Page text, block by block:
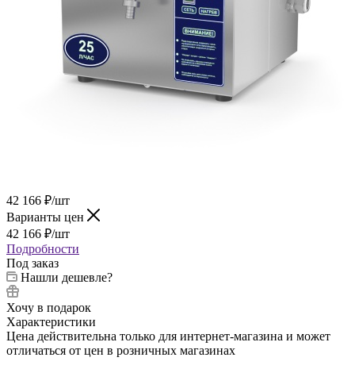
42 166 ₽/шт
Варианты цен
42 166 ₽/шт
Подробности
Под заказ
Нашли дешевле?
Хочу в подарок
Характеристики
Цена действительна только для интернет-магазина и может
отличаться от цен в розничных магазинах